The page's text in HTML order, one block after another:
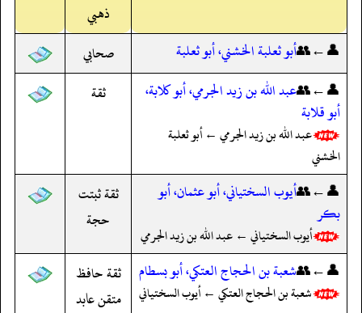
ذهبي
👤←👥أبو ثعلبة الخشني، أبو ثعلبة
صحابي
👤←👥عبد الله بن زيد الجرمي، أبو كلابة،
أبو قلابة
عبد الله بن زيد الجرمي ← أبو ثعلبة
الخشني
ثقة
👤←👥أيوب السختياني، أبو عثمان، أبو
بكر
أيوب السختياني ← عبد الله بن زيد الجرمي
ثقة ثبتت
حجة
👤←👥شعبة بن الحجاج العتكي، أبو بسطام
شعبة بن الحجاج العتكي ← أيوب السختياني
ثقة حافظ
متقن عابد